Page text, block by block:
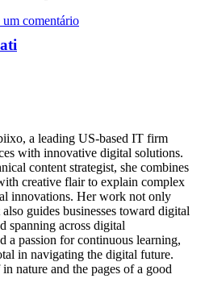
comentário
a leading US-based IT firm
with innovative digital solutions.
content strategist, she combines
creative flair to explain complex
innovations. Her work not only
guides businesses toward digital
spanning across digital
a passion for continuous learning,
in navigating the digital future.
nature and the pages of a good